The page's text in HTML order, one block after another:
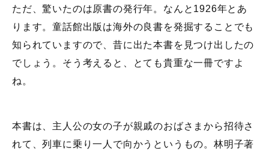
ただ、驚いたのは原書の発行年。なんと1926年とあ
ります。童話館出版は海外の良書を発掘することでも
知られていますので、昔に出た本書を見つけ出したの
でしょう。そう考えると、とても貴重な一冊ですよ
ね。
本書は、主人公の女の子が親戚のおばさまから招待さ
れて、列車に乗り一人で向かうというもの。林明子著